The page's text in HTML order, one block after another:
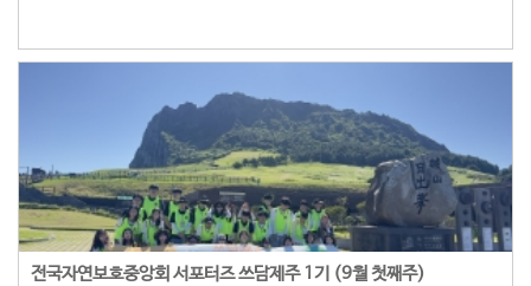
전국자연보호중앙회 서포터즈 쓰담제주 1기 (9월 첫째주)